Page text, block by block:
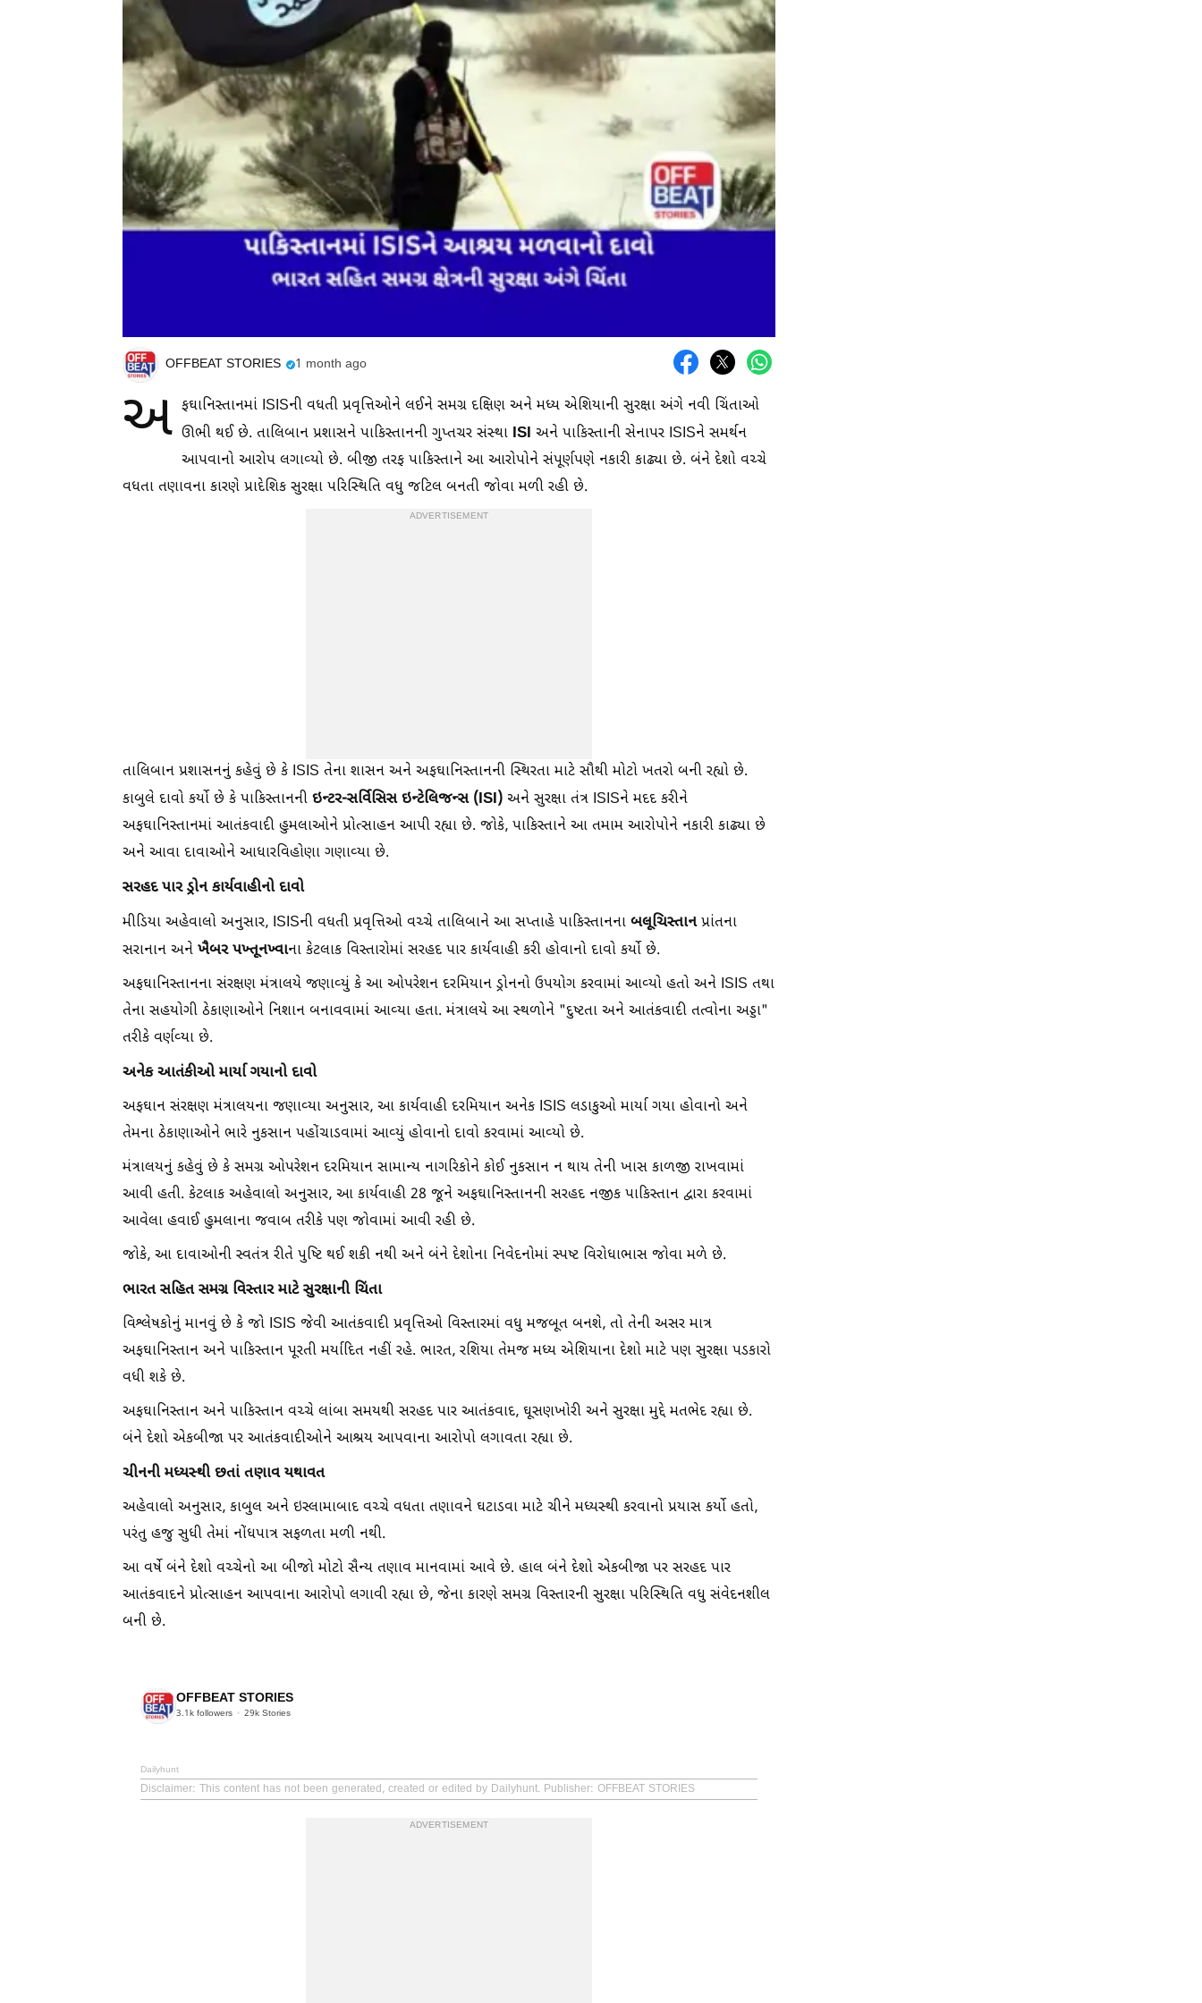
OFFBEAT STORIES 1 month ago
અ ફઘાનિસ્તાનમાં ISISની વધતી પ્રવૃત્તિઓને લઈને સમગ્ર દક્ષિણ અને મધ્ય એશિયાની સુરક્ષા અંગે નવી ચિંતાઓ
ઊભી થઈ છે. તાલિબાન પ્રશાસને પાકિસ્તાનની ગુપ્તચર સંસ્થા ISI અને પાકિસ્તાની સેનાપર ISISને સમર્થન
આપવાનો આરોપ લગાવ્યો છે. બીજી તરફ પાકિસ્તાને આ આરોપોને સંપૂર્ણપણે નકારી કાઢ્યા છે. બંને દેશો વચ્ચે
વધતા તણાવના કારણે પ્રાદેશિક સુરક્ષા પરિસ્થિતિ વધુ જટિલ બનતી જોવા મળી રહી છે.
ADVERTISEMENT
તાલિબાન પ્રશાસનનું કહેવું છે કે ISIS તેના શાસન અને અફઘાનિસ્તાનની સ્થિરતા માટે સૌથી મોટો ખતરો બની રહ્યો છે.
કાબુલે દાવો કર્યો છે કે પાકિસ્તાનની ઇન્ટર-સર્વિસિસ ઇન્ટેલિજન્સ (ISI) અને સુરક્ષા તંત્ર ISISને મદદ કરીને
અફઘાનિસ્તાનમાં આતંકવાદી હુમલાઓને પ્રોત્સાહન આપી રહ્યા છે. જોકે, પાકિસ્તાને આ તમામ આરોપોને નકારી કાઢ્યા છે
અને આવા દાવાઓને આધારવિહોણા ગણાવ્યા છે.
સરહદ પાર ડ્રોન કાર્યવાહીનો દાવો
મીડિયા અહેવાલો અનુસાર, ISISની વધતી પ્રવૃત્તિઓ વચ્ચે તાલિબાને આ સપ્તાહે પાકિસ્તાનના બલૂચિસ્તાનપ્રાંતના
સરાનાન અને ખૈબર પખ્તૂનખ્વાના કેટલાક વિસ્તારોમાં સરહદ પાર કાર્યવાહી કરી હોવાનો દાવો કર્યો છે.
અફઘાનિસ્તાનના સંરક્ષણ મંત્રાલયે જણાવ્યું કે આ ઓપરેશન દરમિયાન ડ્રોનનો ઉપયોગ કરવામાં આવ્યો હતો અને ISIS તથા
તેના સહયોગી ઠેકાણાઓને નિશાન બનાવવામાં આવ્યા હતા. મંત્રાલયે આ સ્થળોને "દુષ્ટતા અને આતંકવાદી તત્વોના અડ્ડા"
તરીકે વર્ણવ્યા છે.
અનેક આતંકીઓ માર્યા ગયાનો દાવો
અફઘાન સંરક્ષણ મંત્રાલયના જણાવ્યા અનુસાર, આ કાર્યવાહી દરમિયાન અનેક ISIS લડાકુઓ માર્યા ગયા હોવાનો અને
તેમના ઠેકાણાઓને ભારે નુકસાન પહોંચાડવામાં આવ્યું હોવાનો દાવો કરવામાં આવ્યો છે.
મંત્રાલયનું કહેવું છે કે સમગ્ર ઓપરેશન દરમિયાન સામાન્ય નાગરિકોને કોઈ નુકસાન ન થાય તેની ખાસ કાળજી રાખવામાં
આવી હતી. કેટલાક અહેવાલો અનુસાર, આ કાર્યવાહી 28 જૂને અફઘાનિસ્તાનની સરહદ નજીક પાકિસ્તાન દ્વારા કરવામાં
આવેલા હવાઈ હુમલાના જવાબ તરીકે પણ જોવામાં આવી રહી છે.
જોકે, આ દાવાઓની સ્વતંત્ર રીતે પુષ્ટિ થઈ શકી નથી અને બંને દેશોના નિવેદનોમાં સ્પષ્ટ વિરોધાભાસ જોવા મળે છે.
ભારત સહિત સમગ્ર વિસ્તાર માટે સુરક્ષાની ચિંતા
વિશ્લેષકોનું માનવું છે કે જો ISIS જેવી આતંકવાદી પ્રવૃત્તિઓ વિસ્તારમાં વધુ મજબૂત બનશે, તો તેની અસર માત્ર
અફઘાનિસ્તાન અને પાકિસ્તાન પૂરતી મર્યાદિત નહીં રહે. ભારત, રશિયા તેમજ મધ્ય એશિયાના દેશો માટે પણ સુરક્ષા પડકારો
વધી શકે છે.
અફઘાનિસ્તાન અને પાકિસ્તાન વચ્ચે લાંબા સમયથી સરહદ પાર આતંકવાદ, ઘૂસણખોરી અને સુરક્ષા મુદ્દે મતભેદ રહ્યા છે.
બંને દેશો એકબીજા પર આતંકવાદીઓને આશ્રય આપવાના આરોપો લગાવતા રહ્યા છે.
ચીનની મધ્યસ્થી છતાં તણાવ યથાવત
અહેવાલો અનુસાર, કાબુલ અને ઇસ્લામાબાદ વચ્ચે વધતા તણાવને ઘટાડવા માટે ચીને મધ્યસ્થી કરવાનો પ્રયાસ કર્યો હતો,
પરંતુ હજુ સુધી તેમાં નોંધપાત્ર સફળતા મળી નથી.
આ વર્ષે બંને દેશો વચ્ચેનો આ બીજો મોટો સૈન્ય તણાવ માનવામાં આવે છે. હાલ બંને દેશો એકબીજા પર સરહદ પાર
આતંકવાદને પ્રોત્સાહન આપવાના આરોપો લગાવી રહ્યા છે, જેના કારણે સમગ્ર વિસ્તારની સુરક્ષા પરિસ્થિતિ વધુ સંવેદનશીલ
બની છે.
OFFBEAT STORIES
3.1k followers 29k Stories
Dailyhunt
Disclaimer: This content has not been generated, created or edited by Dailyhunt. Publisher: OFFBEAT STORIES
ADVERTISEMENT